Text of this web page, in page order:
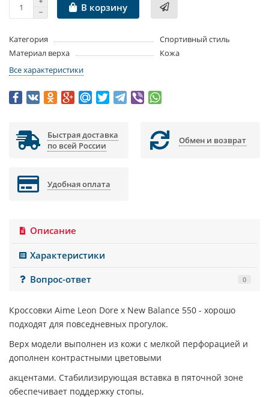
В корзину
Категория
Спортивный стиль
Материал верха
Кожа
Все характеристики
Быстрая доставка
по всей России
Обмен и возврат
Удобная оплата
Описание
Характеристики
Вопрос-ответ
0
Кроссовки Aime Leon Dore x New Balance 550 - хорошо
подходят для повседневных прогулок.
Верх модели выполнен из кожи с мелкой перфорацией и
дополнен контрастными цветовыми
акцентами. Стабилизирующая вставка в пяточной зоне
обеспечивает поддержку стопы,